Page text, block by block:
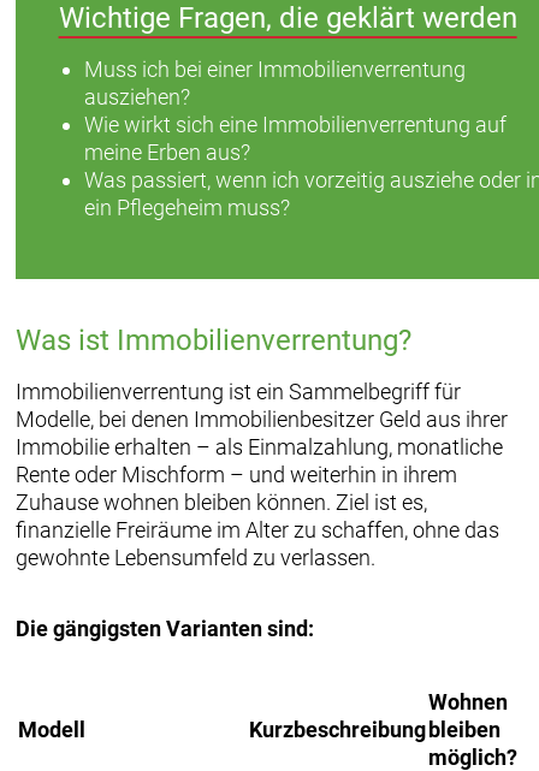
Wichtige Fragen, die geklärt werden
Muss ich bei einer Immobilienverrentung
ausziehen?
Wie wirkt sich eine Immobilienverrentung auf
meine Erben aus?
Was passiert, wenn ich vorzeitig ausziehe oder
ein Pflegeheim muss?
Was ist Immobilienverrentung?
Immobilienverrentung ist ein Sammelbegriff für
Modelle, bei denen Immobilienbesitzer Geld aus ihrer
Immobilie erhalten – als Einmalzahlung, monatliche
Rente oder Mischform – und weiterhin in ihrem
Zuhause wohnen bleiben können. Ziel ist es,
finanzielle Freiräume im Alter zu schaffen, ohne das
gewohnte Lebensumfeld zu verlassen.
Die gängigsten Varianten sind:
Modell Kurzbeschreibung
Wohnen
bleiben
möglich?